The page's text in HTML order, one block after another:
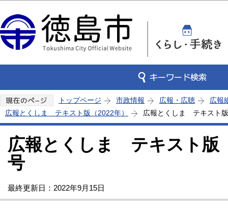
トップページ 市政情報 広報・広聴
広報
広報とくしま テキスト版（2022年）
広報とくしま テキスト
広報とくしま テキスト版
号
最終更新日：2022年9月15日